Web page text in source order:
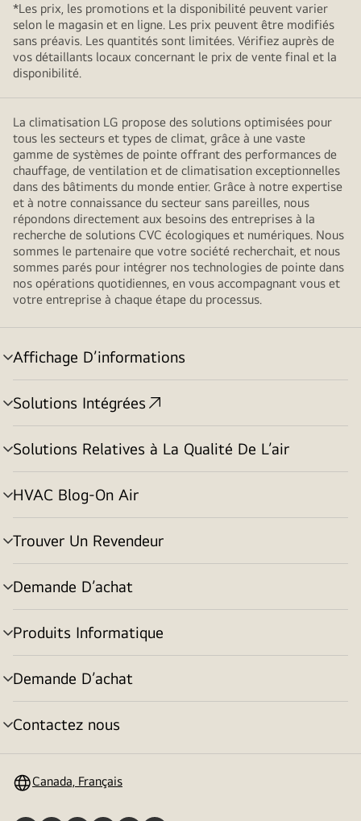
*Les prix, les promotions et la disponibilité peuvent varier
selon le magasin et en ligne. Les prix peuvent être modifiés
sans préavis. Les quantités sont limitées. Vérifiez auprès de
vos détaillants locaux concernant le prix de vente final et la
disponibilité.
La climatisation LG propose des solutions optimisées pour
tous les secteurs et types de climat, grâce à une vaste
gamme de systèmes de pointe offrant des performances de
chauffage, de ventilation et de climatisation exceptionnelles
dans des bâtiments du monde entier. Grâce à notre expertise
et à notre connaissance du secteur sans pareilles, nous
répondons directement aux besoins des entreprises à la
recherche de solutions CVC écologiques et numériques. Nous
sommes le partenaire que votre société recherchait, et nous
sommes parés pour intégrer nos technologies de pointe dans
nos opérations quotidiennes, en vous accompagnant vous et
votre entreprise à chaque étape du processus.
Affichage D’informations
menu
basculement
Solutions Intégrées
menu
basculement
Solutions Relatives à La Qualité De L’air
menu
basculement
HVAC Blog-On Air
menu
basculement
Trouver Un Revendeur
menu
basculement
Demande D’achat
menu
basculement
Produits Informatique
menu
basculement
Demande D’achat
menu
basculement
Contactez nous
menu
Canada, Français